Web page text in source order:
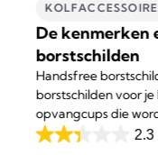
De kenmerken
borstschilden
Handsfree
borstschilden voor
opvangcups die
Medela's Freestyle™
2.3
2.3